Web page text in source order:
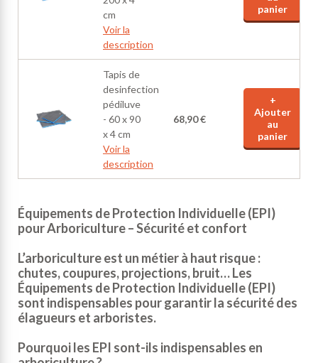
cm
Voir la
description
panier
Tapis de
desinfection
pédiluve
- 60 x 90
x 4 cm
Voir la
description
68,90 €
+
Ajouter
au
panier
Équipements de Protection Individuelle (EPI)
pour Arboriculture – Sécurité et confort
L’arboriculture est un métier à haut risque :
chutes, coupures, projections, bruit… Les
Équipements de Protection Individuelle (EPI)
sont indispensables pour garantir la sécurité des
élagueurs et arboristes.
Pourquoi les EPI sont-ils indispensables en